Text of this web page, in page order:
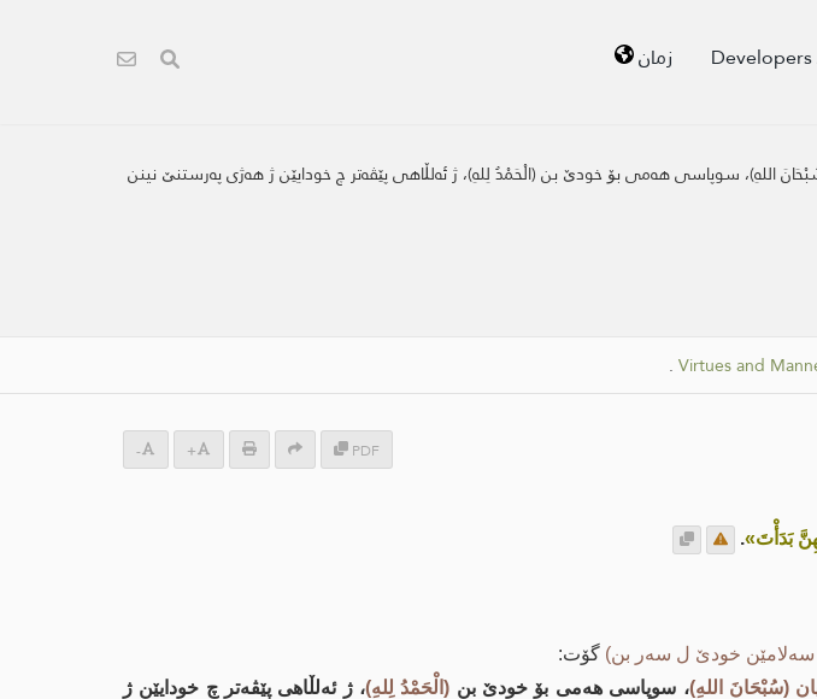
Developers زمان
اللهِ)، سوپاسی هه‌می بۆ خودێ بن (الْحَمْدُ لِلهِ)، ژ ئه‌لڵاهی پێڤه‌تر چ خودایێن ژ هه‌ژی په‌رستنێ نینن
Virtues and
.
PDF
+
-
بَدَأْتَ».
خودێ ل سەر بن) گۆت:
(سُبْحَانَ اللهِ)، سوپاسی هه‌می بۆ خودێ بن (الْحَمْدُ لِلهِ)، ژ ئه‌لڵاهی پێڤه‌تر چ خودایێن ژ